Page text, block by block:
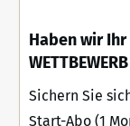
Haben wir Ihr
Sichern Sie
Start-Abo (1